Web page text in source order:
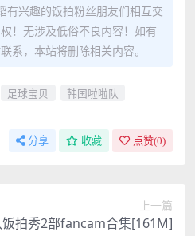
有兴趣的饭拍粉丝朋友们相互交
！无涉及低俗不良内容！如有
系，本站将删除相关内容。
足球宝贝
韩国啦啦队
分享 收藏 点赞(0)
上一篇
拍秀2部fancam合集[161M]